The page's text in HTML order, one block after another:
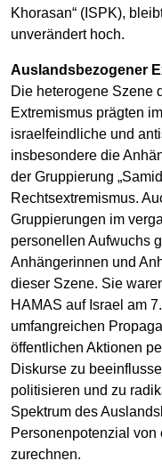
Khorasan“ (ISPK),
unverändert hoch.
Auslandsbezogener
Die heterogene Szene
Extremismus prägten
israelfeindliche und
insbesondere die
der Gruppierung
Rechtsextremismus.
Gruppierungen im
personellen Aufwuchs
Anhängerinnen und
dieser Szene. Sie
HAMAS auf Israel am
umfangreichen
öffentlichen Aktionen
Diskurse zu
politisieren und zu
Spektrum des
Personenpotenzial von
zurechnen.